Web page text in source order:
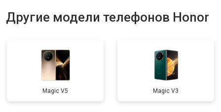
Другие модели телефонов Honor
Magic V5 Magic V3